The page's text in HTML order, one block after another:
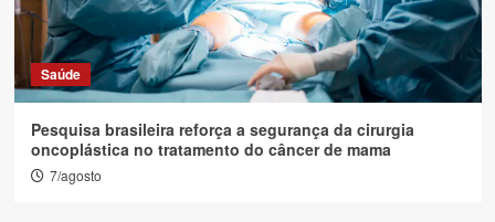
Saúde
Pesquisa brasileira reforça a segurança da cirurgia
oncoplástica no tratamento do câncer de mama
7/agosto